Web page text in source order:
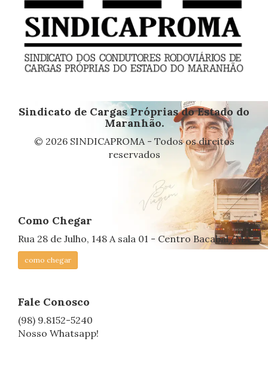
Sindicato de Cargas Próprias do Estado do
Maranhão.
© 2026 SINDICAPROMA - Todos os direitos
reservados
Como Chegar
Rua 28 de Julho, 148 A sala 01 - Centro Bacabal/MA
como chegar
Fale Conosco
(98) 9.8152-5240
Nosso Whatsapp!